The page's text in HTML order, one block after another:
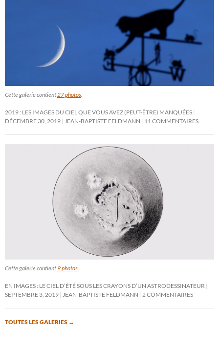
Cette galerie contient 27 photos
2019 : LES IMAGES DU CIEL QUE VOUS AVEZ (PEUT-ÊTRE) MANQUÉES
DÉCEMBRE 30, 2019
JEAN-BAPTISTE FELDMANN 11 COMMENTAIRES
Cette galerie contient 9 photos
EN IMAGES : LE CIEL D’ÉTÉ SOUS LES CRAYONS D’UN ASTRODESSINATEUR
SEPTEMBRE 3, 2019
JEAN-BAPTISTE FELDMANN 2 COMMENTAIRES
TOUTES LES GALERIES →